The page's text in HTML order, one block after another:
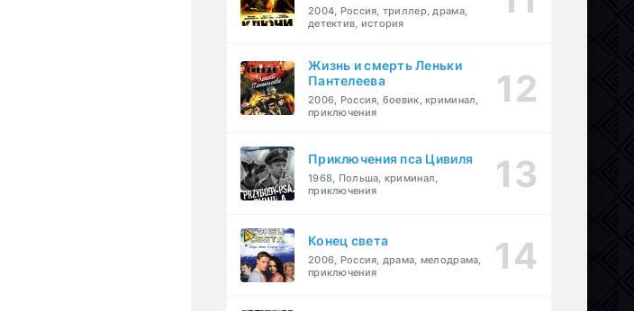
2004, Россия, триллер, драма,
детектив, история
Жизнь и смерть Леньки
Пантелеева
2006, Россия, боевик, криминал,
приключения
Приключения пса Цивиля
1968, Польша, криминал,
приключения
Конец света
2006, Россия, драма, мелодрама,
приключения